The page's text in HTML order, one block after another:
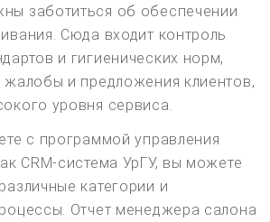
заботиться об обеспечении
Сюда входит контроль
и гигиенических норм,
жалобы и предложения клиентов,
уровня сервиса.
с программой управления
CRM-система УрГУ, вы можете
категории и
Отчет менеджера салона